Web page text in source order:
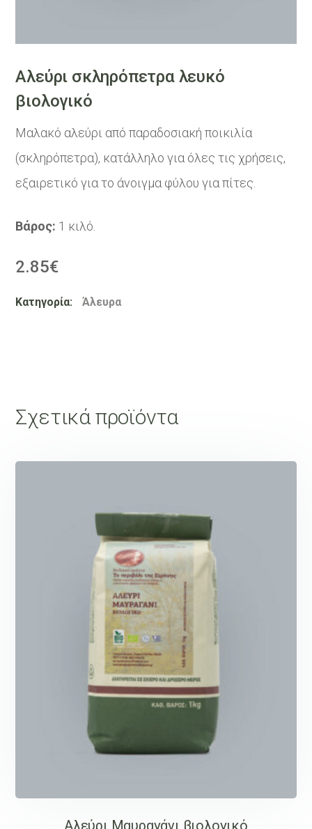
Αλεύρι σκληρόπετρα λευκό
βιολογικό
Μαλακό αλεύρι από παραδοσιακή ποικιλία
(σκληρόπετρα), κατάλληλο για όλες τις χρήσεις,
εξαιρετικό για το άνοιγμα φύλου για πίτες.
Βάρος: 1 κιλό.
2.85€
Κατηγορία: Άλευρα
Σχετικά προϊόντα
Αλεύρι Μαυραγάνι βιολογικό